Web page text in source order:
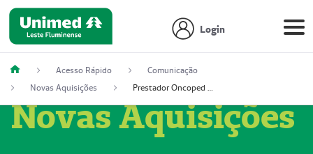
Login
Acesso Rápido
Comunicação
Novas Aquisições
Prestador Oncoped Serviços Médicos (51004335-0)
Novas Aquisições